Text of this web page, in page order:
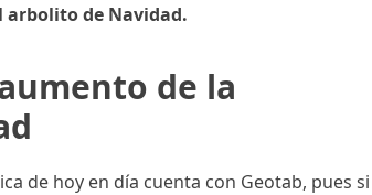
arbolito de Navidad.
de la
de hoy en día cuenta con Geotab, pues